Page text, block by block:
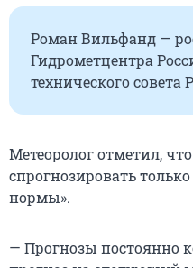
Роман Вильфанд —
Гидрометцентра
технического совета
Метеоролог отметил,
спрогнозировать
нормы».
— Прогнозы постоянно